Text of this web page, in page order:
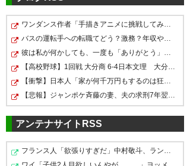
(SAlI83gdMOvOb9r)2018, 12
月 29
黒川くん延長来てるやん！よく
やったぞフロント！そして新た
な大宮レンタル勢が？
#mitohollyhock
あらー、黒川くんは水戸で武者
修行継続か。 帰ってきてほしか
ったけど、しゃーない。 来年１
年間でもう１回り大きくなって
帰ってきてください！ 頑張れ！
— ＫＥＮ★ (Coro_Spo15)
2018, 12月 29
黒川淳史選手！ 大宮の至宝が水
戸に来て、開幕ゴール！⚽️ タッ
チの華麗さ、パスの正確さ、そ
してドリブルしてシュートも狙
っちゃう器用で軽やかなプレー
に魅了された1年間でした✨ 坊
主になったり、旗を戻す係だっ
たり、あざと可愛い笑顔…
アンテナサイトRSS